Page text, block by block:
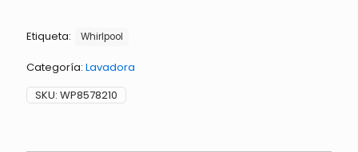
Etiqueta: Whirlpool
Categoría: Lavadora
SKU: WP8578210